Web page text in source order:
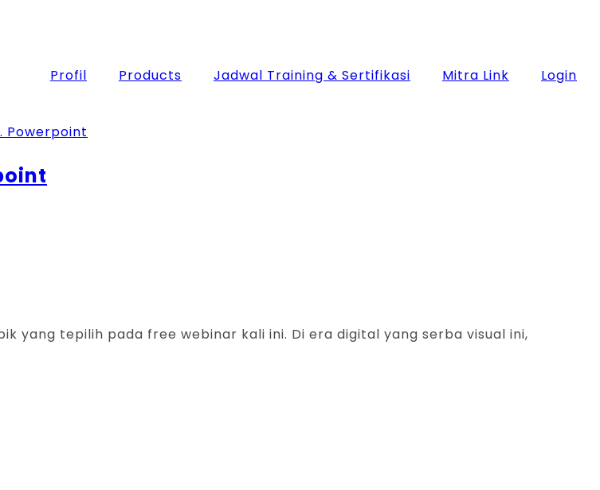
Profil Products Jadwal Training & Sertifikasi Mitra Link
Login
yang tepilih pada free webinar kali ini. Di era digital yang serba visual ini,